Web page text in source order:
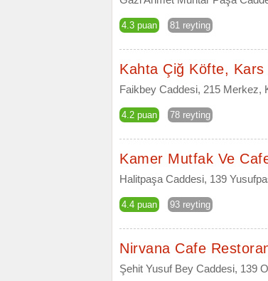
4.3 puan 81 reyting
Kahta Çiğ Köfte, Kars
Faikbey Caddesi, 215 Merkez,
4.2 puan 78 reyting
Kamer Mutfak Ve
Halitpaşa Caddesi, 139
4.4 puan 93 reyting
Nirvana Cafe
Şehit Yusuf Bey Caddesi, 139